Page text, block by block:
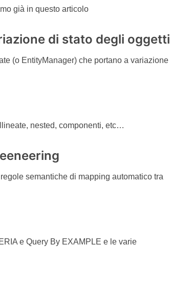
già in questo articolo
di stato degli oggetti
(o EntityManager) che portano a variazione
nested, componenti, etc…
semantiche di mapping automatico tra
e Query By EXAMPLE e le varie